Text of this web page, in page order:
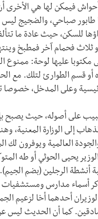
فيمكن لها هي
صباحي، والضجيج ليس
للسكن، حيث عادة ما
ثلاث فحمام آخر فمطبخ
عليها لوحة: ممنوع
أو قسم الطوارئ لتلك. مع
وعلى المدخل، خصوصا
على أصوله، حيث
إلى الوزارة المعنية،
العالمية ويوفرون لك
يحيى الحوثي أو طه
أنشطة الرجلين (بضم الجيم).
أسماء مدارس ومستشفيات
أحدهما أخا لزعيم
كما أن الحديث